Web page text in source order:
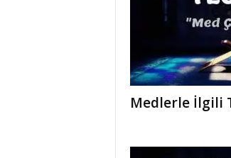
Medlerle İlgili